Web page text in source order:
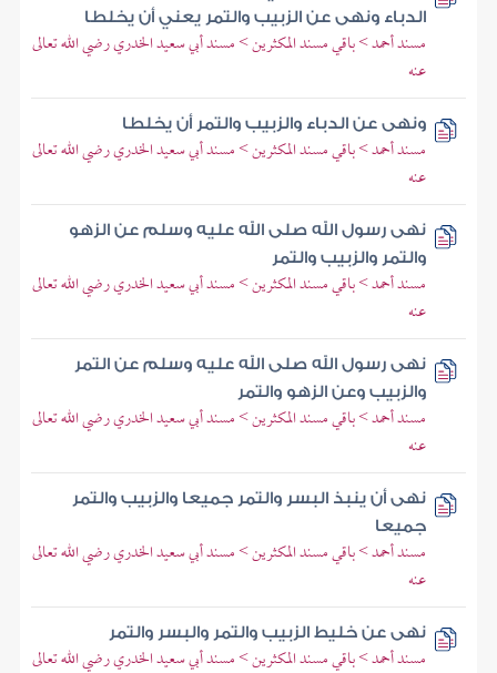
الدباء ونهى عن الزبيب والتمر يعني أن يخلطا
مسند أحمد > باقي مسند المكثرين > مسند أبي سعيد الخدري رضي الله تعالى
عنه
ونهى عن الدباء والزبيب والتمر أن يخلطا
مسند أحمد > باقي مسند المكثرين > مسند أبي سعيد الخدري رضي الله تعالى
عنه
نهى رسول الله صلى الله عليه وسلم عن الزهو
والتمر والزبيب والتمر
مسند أحمد > باقي مسند المكثرين > مسند أبي سعيد الخدري رضي الله تعالى
عنه
نهى رسول الله صلى الله عليه وسلم عن التمر
والزبيب وعن الزهو والتمر
مسند أحمد > باقي مسند المكثرين > مسند أبي سعيد الخدري رضي الله تعالى
عنه
نهى أن ينبذ البسر والتمر جميعا والزبيب والتمر
جميعا
مسند أحمد > باقي مسند المكثرين > مسند أبي سعيد الخدري رضي الله تعالى
عنه
نهى عن خليط الزبيب والتمر والبسر والتمر
مسند أحمد > باقي مسند المكثرين > مسند أبي سعيد الخدري رضي الله تعالى